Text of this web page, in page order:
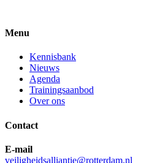
Menu
Kennisbank
Nieuws
Agenda
Trainingsaanbod
Over ons
Contact
E-mail
veiligheidsalliantie@rotterdam.nl